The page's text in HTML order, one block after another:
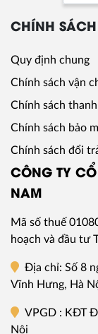
CÔNG TY
NAM
Mã số thuế
hoạch và đầu tư
Địa chỉ: Số 8
Vĩnh Hưng, Hà
VPGD : KĐT
Nội
CHÍNH SÁCH
Quy định chung
Chính sách vận
Chính sách
Chính sách bảo
Chính sách đổi